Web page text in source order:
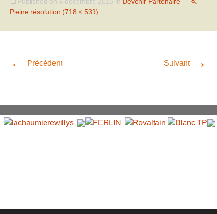
Pleine résolution (718 × 539)
← Précédent Suivant →